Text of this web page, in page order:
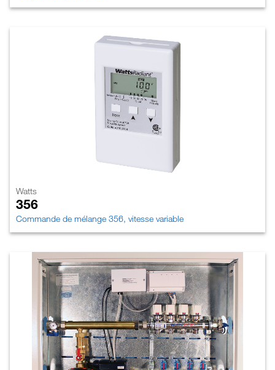
Watts
356
Commande de mélange 356, vitesse variable